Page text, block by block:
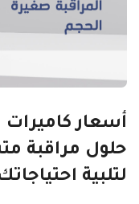
أسعار
حلول مراقبة
لتلبية